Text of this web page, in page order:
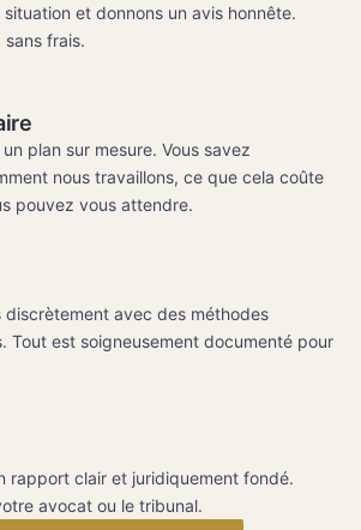
et donnons un avis honnête.
sans frais.
plan sur mesure. Vous savez
nous travaillons, ce que cela coûte
pouvez vous attendre.
discrètement avec des méthodes
Tout est soigneusement documenté pour
rapport clair et juridiquement fondé.
avocat ou le tribunal.